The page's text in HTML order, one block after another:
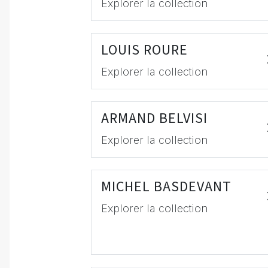
Explorer la collection
LOUIS ROURE
Explorer la collection
ARMAND BELVISI
Explorer la collection
MICHEL BASDEVANT
Explorer la collection